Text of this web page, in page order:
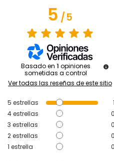
5/5
Basado en 1 opiniones
sometidas a control
Ver todas las reseñas de este sitio
5 estrellas
1
4estrellas
0
3 estrellas
0
2estrellas
0
1 estrella 0